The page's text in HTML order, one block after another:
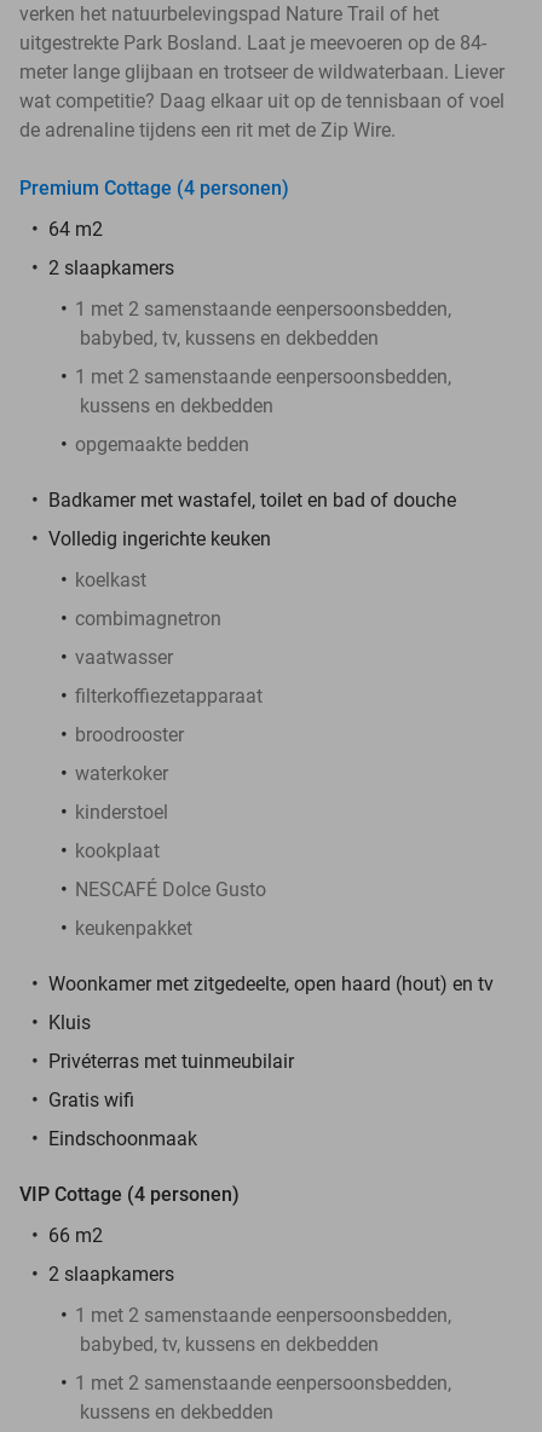
verken het natuurbelevingspad Nature Trail of het
uitgestrekte Park Bosland. Laat je meevoeren op de 84-
meter lange glijbaan en trotseer de wildwaterbaan. Liever
wat competitie? Daag elkaar uit op de tennisbaan of voel
de adrenaline tijdens een rit met de Zip Wire.
Premium Cottage (4 personen)
64 m2
2 slaapkamers
1 met 2 samenstaande eenpersoonsbedden,
babybed, tv, kussens en dekbedden
1 met 2 samenstaande eenpersoonsbedden,
kussens en dekbedden
opgemaakte bedden
Badkamer met wastafel, toilet en bad of douche
Volledig ingerichte keuken
koelkast
combimagnetron
vaatwasser
filterkoffiezetapparaat
broodrooster
waterkoker
kinderstoel
kookplaat
NESCAFÉ Dolce Gusto
keukenpakket
Woonkamer met zitgedeelte, open haard (hout) en tv
Kluis
Privéterras met tuinmeubilair
Gratis wifi
Eindschoonmaak
VIP Cottage (4 personen)
66 m2
2 slaapkamers
1 met 2 samenstaande eenpersoonsbedden,
babybed, tv, kussens en dekbedden
1 met 2 samenstaande eenpersoonsbedden,
kussens en dekbedden